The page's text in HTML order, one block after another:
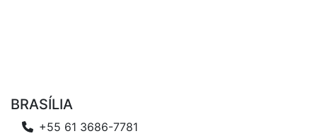
BRASÍLIA
+55 61 3686-7781